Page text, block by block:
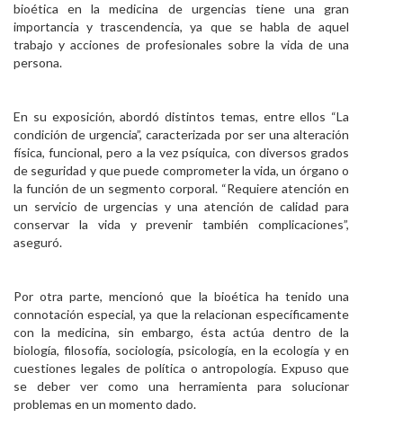
bioética en la medicina de urgencias tiene una gran
importancia y trascendencia, ya que se habla de aquel
trabajo y acciones de profesionales sobre la vida de una
persona.
En su exposición, abordó distintos temas, entre ellos “La
condición de urgencia”, caracterizada por ser una alteración
física, funcional, pero a la vez psíquica, con diversos grados
de seguridad y que puede comprometer la vida, un órgano o
la función de un segmento corporal. “Requiere atención en
un servicio de urgencias y una atención de calidad para
conservar la vida y prevenir también complicaciones”,
aseguró.
Por otra parte, mencionó que la bioética ha tenido una
connotación especial, ya que la relacionan específicamente
con la medicina, sin embargo, ésta actúa dentro de la
biología, filosofía, sociología, psicología, en la ecología y en
cuestiones legales de política o antropología. Expuso que
se deber ver como una herramienta para solucionar
problemas en un momento dado.